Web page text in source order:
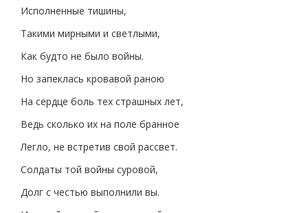
Исполненные тишины,
Такими мирными и светлыми,
Как будто не было войны.
Но запеклась кровавой раною
На сердце боль тех страшных лет,
Ведь сколько их на поле бранное
Легло, не встретив свой рассвет.
Солдаты той войны суровой,
Долг с честью выполнили вы.